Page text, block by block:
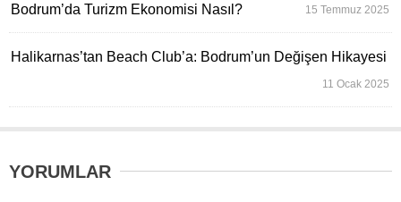
Bodrum’da Turizm Ekonomisi Nasıl? 15 Temmuz 2025
Halikarnas’tan Beach Club’a: Bodrum’un Değişen Hikayesi
11 Ocak 2025
YORUMLAR